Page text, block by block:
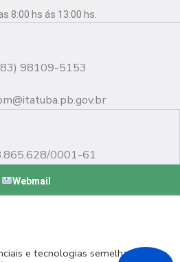
b
e
g
r
8:00 hs ás 13:00 hs.
98109-5153
0001-61
Webmail
e tecnologias semelhantes de